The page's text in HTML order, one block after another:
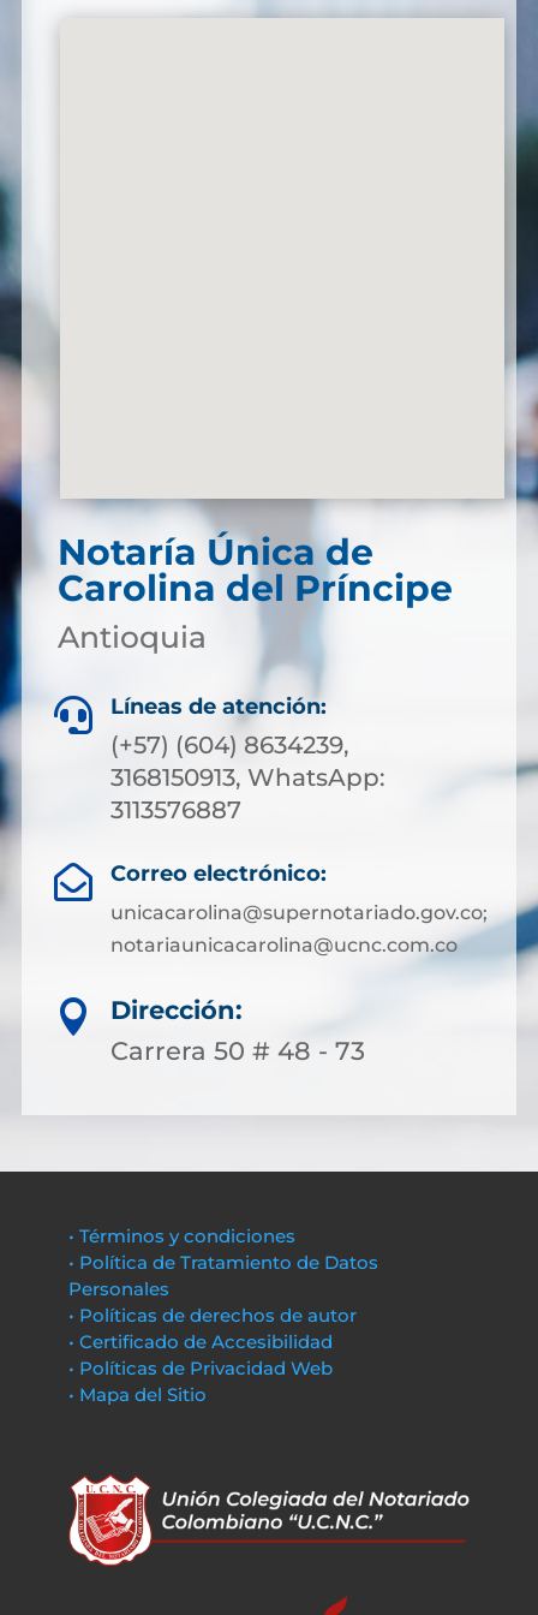
Notaría Única de
Carolina del Príncipe
Antioquia
 Líneas de atención:
(+57) (604) 8634239,
3168150913, WhatsApp:
3113576887
 Correo electrónico:
unicacarolina@supernotariado.gov.co;
notariaunicacarolina@ucnc.com.co

Dirección:
Carrera 50 # 48 - 73
• Términos y condiciones
• Política de Tratamiento de Datos
Personales
• Políticas de derechos de autor
• Certificado de Accesibilidad
• Políticas de Privacidad Web
• Mapa del Sitio